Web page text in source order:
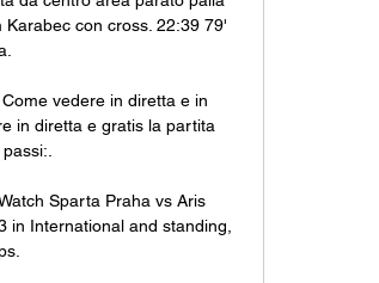
con cross. 22:39 79'
vedere in diretta e in
in diretta e gratis la partita
Sparta Praha vs Aris
in International and standing,